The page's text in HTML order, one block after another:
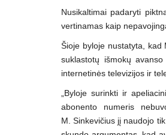
Nusikaltimai padaryti
vertinamas kaip
Šioje byloje nustatyta, kad
suklastotų išmokų
internetinės televizijos ir
„Byloje surinkti ir
abonento numeris
M. Sinkevičius jį naudojo